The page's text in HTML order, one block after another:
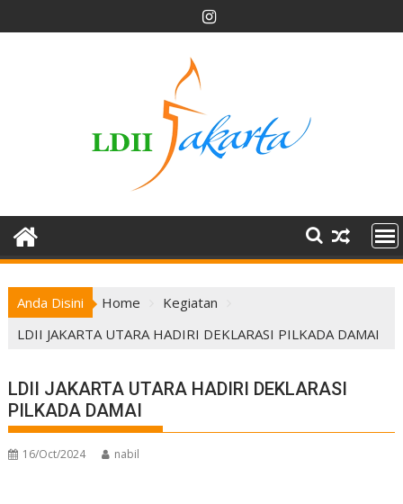
to
Anda Disini Home
Kegiatan
LDII JAKARTA UTARA HADIRI DEKLARASI PILKADA DAMAI
LDII JAKARTA UTARA HADIRI DEKLARASI
PILKADA DAMAI
16/Oct/2024 nabil